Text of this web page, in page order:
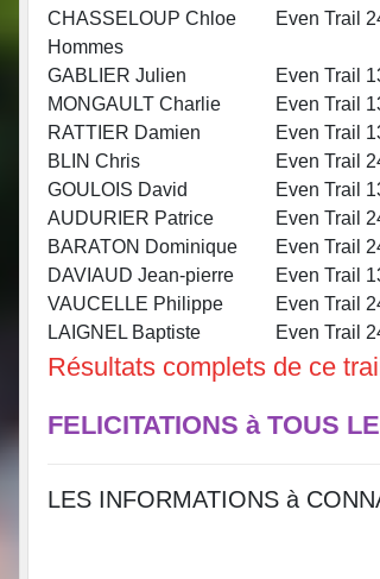
CHASSELOUP Chloe
Even Trail
Hommes
GABLIER Julien
Even Trail
MONGAULT Charlie
Even Trail
RATTIER Damien
Even Trail
BLIN Chris
Even Trail
GOULOIS David
Even Trail
AUDURIER Patrice
Even Trail
BARATON Dominique
Even Trail
DAVIAUD Jean-pierre
Even Trail
VAUCELLE Philippe
Even Trail
LAIGNEL Baptiste
Even Trail
Résultats complets de ce trail
FELICITATIONS à TOUS
LES INFORMATIONS à